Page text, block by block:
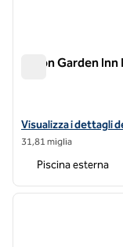
Hilton Garden Inn
Visualizza i dettagli
Visualizza i dettagli
31,81 miglia
Piscina esterna
1 di 12